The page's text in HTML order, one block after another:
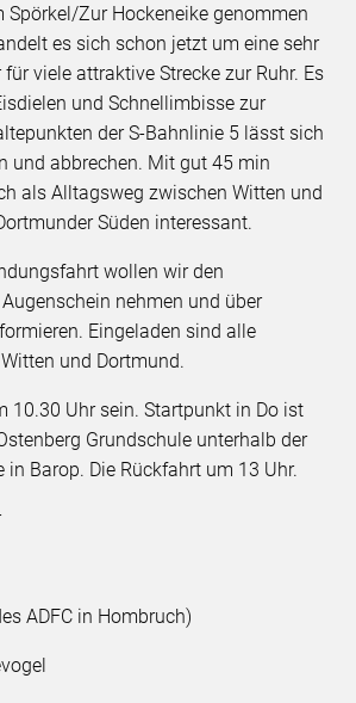
Spörkel/Zur Hockeneike genommen
es sich schon jetzt um eine sehr
viele attraktive Strecke zur Ruhr. Es
und Schnellimbisse zur
der S-Bahnlinie 5 lässt sich
und abbrechen. Mit gut 45 min
als Alltagsweg zwischen Witten und
Süden interessant.
wollen wir den
nehmen und über
Eingeladen sind alle
und Dortmund.
10.30 Uhr sein. Startpunkt in Do ist
Grundschule unterhalb der
in Barop. Die Rückfahrt um 13 Uhr.
ADFC in Hombruch)